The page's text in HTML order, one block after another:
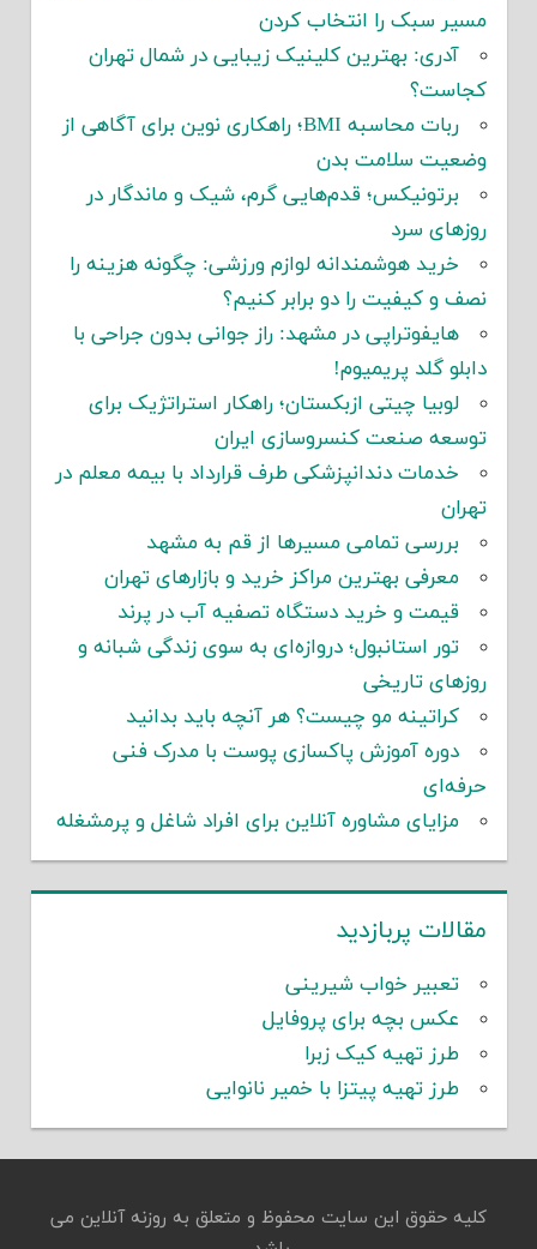
مسیر سبک را انتخاب کردن
آدری: بهترین کلینیک زیبایی در شمال تهران
کجاست؟
ربات محاسبه BMI؛ راهکاری نوین برای آگاهی از
وضعیت سلامت بدن
برتونیکس؛ قدم‌هایی گرم، شیک و ماندگار در
روزهای سرد
خرید هوشمندانه لوازم ورزشی: چگونه هزینه را
نصف و کیفیت را دو برابر کنیم؟
هایفوتراپی در مشهد: راز جوانی بدون جراحی با
دابلو گلد پریمیوم!
لوبیا چیتی ازبکستان؛ راهکار استراتژیک برای
توسعه صنعت کنسروسازی ایران
خدمات دندانپزشکی طرف قرارداد با بیمه معلم در
تهران
بررسی تمامی مسیرها از قم به مشهد
معرفی بهترین مراکز خرید و بازارهای تهران
قیمت و خرید دستگاه تصفیه آب در پرند
تور استانبول؛ دروازه‌ای به سوی زندگی شبانه و
روزهای تاریخی
کراتینه مو چیست؟ هر آنچه باید بدانید
دوره آموزش پاکسازی پوست با مدرک فنی
حرفه‌ای
مزایای مشاوره آنلاین برای افراد شاغل و پرمشغله
مقالات پربازدید
تعبیر خواب شیرینی
عکس بچه برای پروفایل
طرز تهیه کیک زبرا
طرز تهیه پیتزا با خمیر نانوایی
کلیه حقوق این سایت محفوظ و متعلق به روزنه آنلاین می